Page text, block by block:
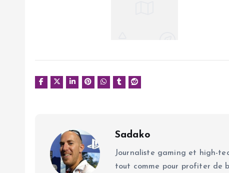
Sadako
Journaliste gaming et high-
tout comme pour profiter de